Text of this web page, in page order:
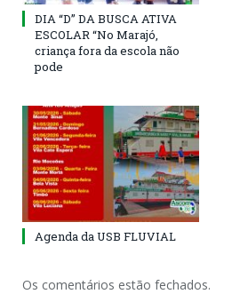
DIA “D” DA BUSCA ATIVA
ESCOLAR “No Marajó,
criança fora da escola não
pode
Agenda da USB FLUVIAL
Os comentários estão fechados.